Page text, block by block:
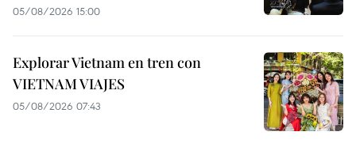
05/08/2026 15:00
Explorar Vietnam en tren con
VIETNAM VIAJES
05/08/2026 07:43